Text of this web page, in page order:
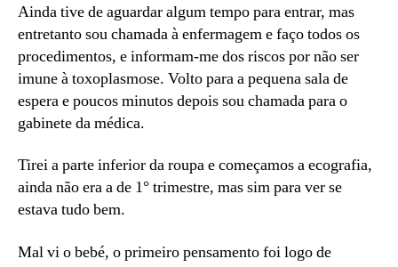
Ainda tive de aguardar algum tempo para entrar, mas
entretanto sou chamada à enfermagem e faço todos os
procedimentos, e informam-me dos riscos por não ser
imune à toxoplasmose. Volto para a pequena sala de
espera e poucos minutos depois sou chamada para o
gabinete da médica.
Tirei a parte inferior da roupa e começamos a ecografia,
ainda não era a de 1° trimestre, mas sim para ver se
estava tudo bem.
Mal vi o bebé, o primeiro pensamento foi logo de